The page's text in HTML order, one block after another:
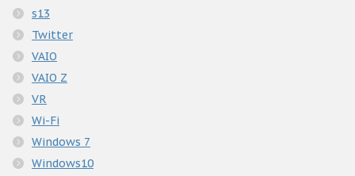
s13
Twitter
VAIO
VAIO Z
VR
Wi-Fi
Windows 7
Windows10